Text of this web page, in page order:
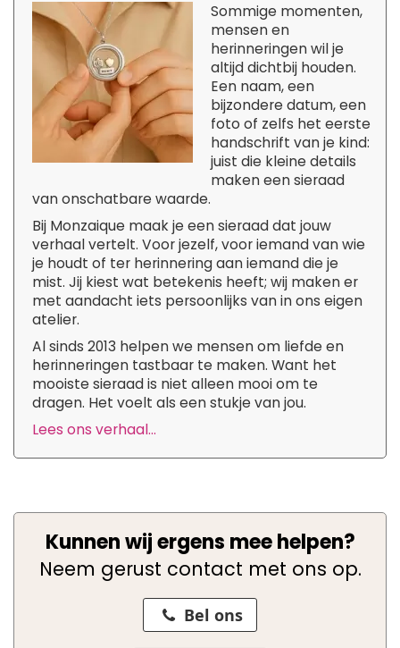
Sommige momenten,
mensen en
herinneringen wil je
altijd dichtbij houden.
Een naam, een
bijzondere datum, een
foto of zelfs het eerste
handschrift van je kind:
juist die kleine details
maken een sieraad
van onschatbare waarde.
Bij Monzaique maak je een sieraad dat jouw
verhaal vertelt. Voor jezelf, voor iemand van wie
je houdt of ter herinnering aan iemand die je
mist. Jij kiest wat betekenis heeft; wij maken er
met aandacht iets persoonlijks van in ons eigen
atelier.
Al sinds 2013 helpen we mensen om liefde en
herinneringen tastbaar te maken. Want het
mooiste sieraad is niet alleen mooi om te
dragen. Het voelt als een stukje van jou.
Lees ons verhaal...
Kunnen wij ergens mee helpen?
Neem gerust contact met ons op.
Bel ons